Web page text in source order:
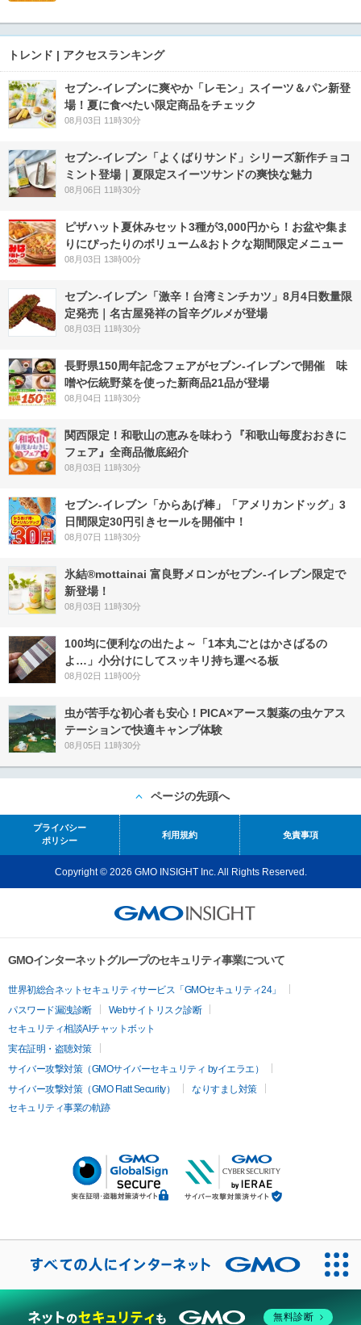
トレンド | アクセスランキング
セブン‐イレブンに爽やか「レモン」スイーツ＆パン新登
場！夏に食べたい限定商品をチェック
08月03日 11時30分
セブン‐イレブン「よくばりサンド」シリーズ新作チョコ
ミント登場｜夏限定スイーツサンドの爽快な魅力
08月06日 11時30分
ピザハット夏休みセット3種が3,000円から！お盆や集ま
りにぴったりのボリューム&おトクな期間限定メニュー
08月03日 13時00分
セブン-イレブン「激辛！台湾ミンチカツ」8月4日数量限
定発売｜名古屋発祥の旨辛グルメが登場
08月03日 11時30分
長野県150周年記念フェアがセブン-イレブンで開催 味
噌や伝統野菜を使った新商品21品が登場
08月04日 11時30分
関西限定！和歌山の恵みを味わう『和歌山毎度おおきに
フェア』全商品徹底紹介
08月03日 11時30分
セブン‐イレブン「からあげ棒」「アメリカンドッグ」3
日間限定30円引きセールを開催中！
08月07日 11時30分
氷結®mottainai 富良野メロンがセブン‐イレブン限定で
新登場！
08月03日 11時30分
100均に便利なの出たよ～「1本丸ごとはかさばるの
よ…」小分けにしてスッキリ持ち運べる板
08月02日 11時00分
虫が苦手な初心者も安心！PICA×アース製薬の虫ケアス
テーションで快適キャンプ体験
08月05日 11時30分
ページの先頭へ
プライバシー
ポリシー
利用規約 免責事項
Copyright © 2026 GMO INSIGHT Inc. All Rights Reserved.
GMOインターネットグループのセキュリティ事業について
世界初総合ネットセキュリティサービス「GMOセキュリティ24」
パスワード漏洩診断
Webサイトリスク診断
セキュリティ相談AIチャットボット
実在証明・盗聴対策
サイバー攻撃対策（GMOサイバーセキュリティ byイエラエ）
サイバー攻撃対策（GMO Flatt Security）
なりすまし対策
セキュリティ事業の軌跡
無料診断